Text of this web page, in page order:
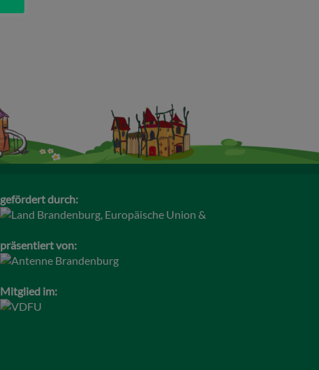
gefördert durch:
präsentiert von:
Mitglied im: